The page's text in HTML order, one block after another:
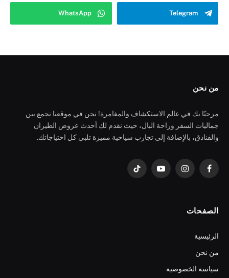
Telegram
WhatsApp
من نحن
مرحبًا بك في عالم الاستكشاف والمغامرة! نحن في موقعنا نجمع بين
جماليات السفر وراحة البال، حيث نقدم لك أحدث عروض الطيران
والفنادق، بالإضافة إلى تجارب سياحية مميزة تلبي كل احتياجاتك.
فيسبوكالانستغراميوتيوب تيكتوك
الصفحات
الرئيسية
من نحن
سياسة الخصوصية